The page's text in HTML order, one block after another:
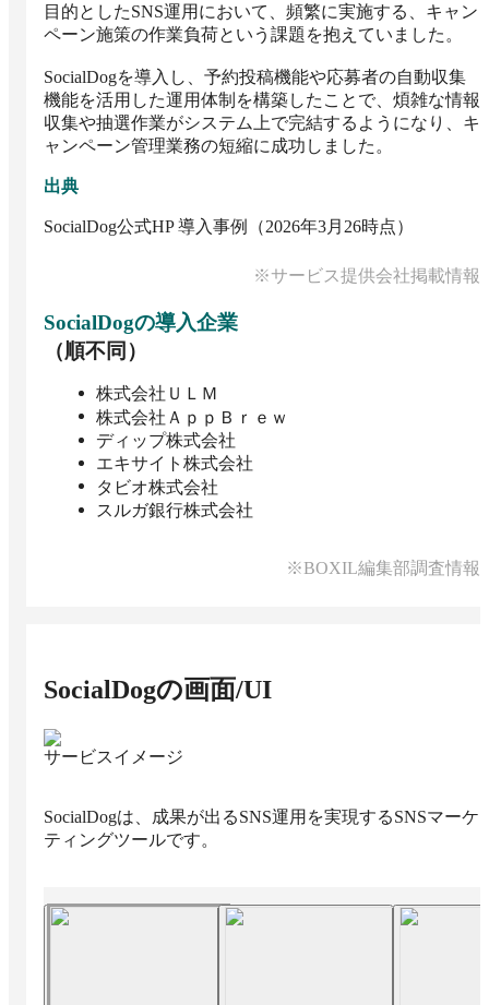
目的としたSNS運用において、頻繁に実施する、キャン
ペーン施策の作業負荷という課題を抱えていました。
SocialDogを導入し、予約投稿機能や応募者の自動収集
機能を活用した運用体制を構築したことで、煩雑な情報
収集や抽選作業がシステム上で完結するようになり、キ
ャンペーン管理業務の短縮に成功しました。
出典
SocialDog公式HP 導入事例（2026年3月26時点）
※サービス提供会社掲載情報
SocialDogの導入企業
（順不同）
株式会社ＵＬＭ
株式会社ＡｐｐＢｒｅｗ
ディップ株式会社
エキサイト株式会社
タビオ株式会社
スルガ銀行株式会社
※BOXIL編集部調査情報
SocialDogの画面/UI
サービスイメージ
SocialDogは、成果が出るSNS運用を実現するSNSマーケ
ティングツールです。